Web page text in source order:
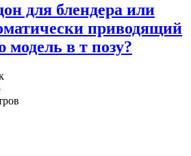
для блендера или
приводящий
модель в т позу?